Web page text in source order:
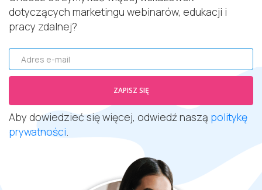
dotyczących marketingu webinarów, edukacji i
pracy zdalnej?
Adres e-mail
ZAPISZ SIĘ
Aby dowiedzieć się więcej, odwiedź naszą politykę
prywatności.